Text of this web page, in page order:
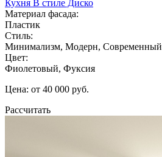
Кухня В стиле Диско
Материал фасада:
Пластик
Стиль:
Минимализм, Модерн, Современный
Цвет:
Фиолетовый, Фуксия
Цена: от 40 000 руб.
Рассчитать